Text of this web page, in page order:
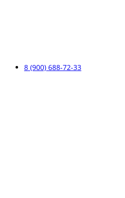
8 (900) 688-72-33